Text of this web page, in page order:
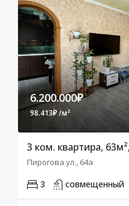
6.200.000₽
98.413₽ /м²
3 ком. квартира,
Пирогова ул., 64а
3 совмещенный